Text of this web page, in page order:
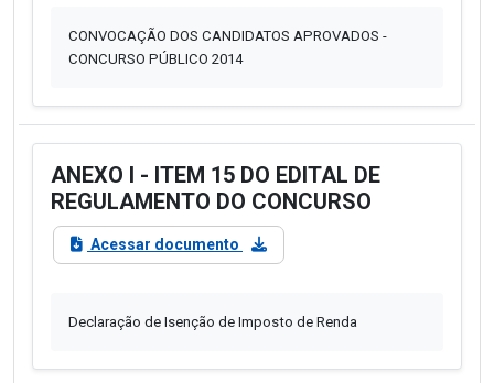
CONVOCAÇÃO DOS CANDIDATOS APROVADOS -
CONCURSO PÚBLICO 2014
ANEXO I - ITEM 15 DO EDITAL DE
REGULAMENTO DO CONCURSO
Acessar documento
Declaração de Isenção de Imposto de Renda